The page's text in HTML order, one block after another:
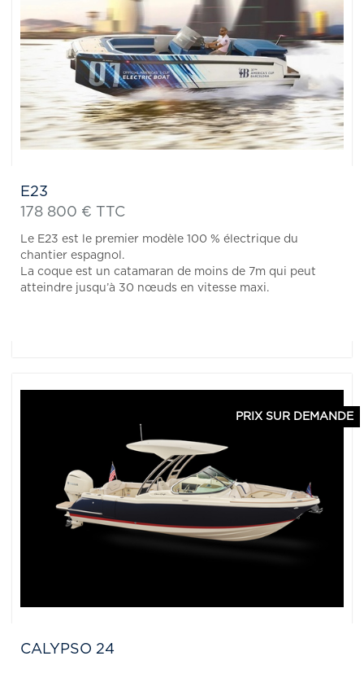
E23
178 800 € TTC
Le E23 est le premier modèle 100 % électrique du
chantier espagnol.
La coque est un catamaran de moins de 7m qui peut
atteindre jusqu’à 30 nœuds en vitesse maxi.
PRIX SUR DEMANDE
CALYPSO 24